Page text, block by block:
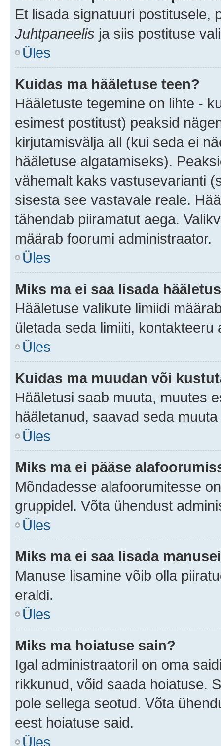
Et lisada signatuuri postitusele,
Juhtpaneelis ja siis postituse
Üles
Kuidas ma hääletuse teen?
Hääletuste tegemine on lihte -
esimest postitust) peaksid
kirjutamisvälja all (kui seda ei
hääletuse algatamiseks).
vähemalt kaks vastusevarianti
sisesta see vastavale reale.
tähendab piiramatut aega.
määrab foorumi administraator.
Üles
Miks ma ei saa lisada
Hääletuse valikute limiidi
ületada seda limiiti, kontakteeru
Üles
Kuidas ma muudan või
Hääletusi saab muuta, muutes
hääletanud, saavad seda
Üles
Miks ma ei pääse
Mõndadesse alafoorumitesse
gruppidel. Võta ühendust
Üles
Miks ma ei saa lisada
Manuse lisamine võib olla
eraldi.
Üles
Miks ma hoiatuse sain?
Igal administraatoril on oma
rikkunud, võid saada hoiatuse.
pole sellega seotud. Võta
eest hoiatuse said.
Üles